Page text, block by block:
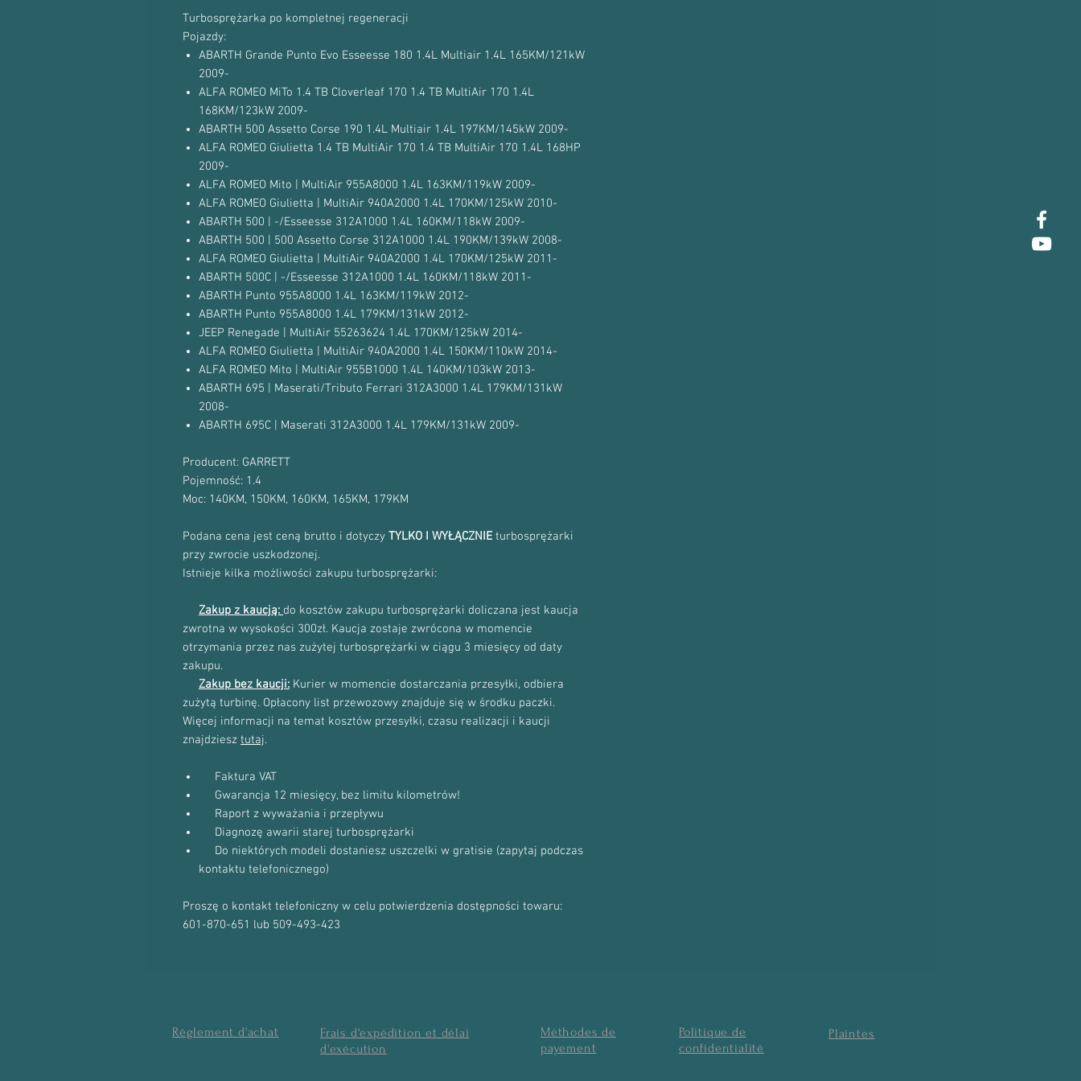
Turbosprężarka po kompletnej regeneracji
Pojazdy:
ABARTH Grande Punto Evo Esseesse 180 1.4L Multiair 1.4L 165KM/121kW
2009-
ALFA ROMEO MiTo 1.4 TB Cloverleaf 170 1.4 TB MultiAir 170 1.4L
168KM/123kW 2009-
ABARTH 500 Assetto Corse 190 1.4L Multiair 1.4L 197KM/145kW 2009-
ALFA ROMEO Giulietta 1.4 TB MultiAir 170 1.4 TB MultiAir 170 1.4L 168HP
2009-
ALFA ROMEO Mito | MultiAir 955A8000 1.4L 163KM/119kW 2009-
ALFA ROMEO Giulietta | MultiAir 940A2000 1.4L 170KM/125kW 2010-
ABARTH 500 | -/Esseesse 312A1000 1.4L 160KM/118kW 2009-
ABARTH 500 | 500 Assetto Corse 312A1000 1.4L 190KM/139kW 2008-
ALFA ROMEO Giulietta | MultiAir 940A2000 1.4L 170KM/125kW 2011-
ABARTH 500C | -/Esseesse 312A1000 1.4L 160KM/118kW 2011-
ABARTH Punto 955A8000 1.4L 163KM/119kW 2012-
ABARTH Punto 955A8000 1.4L 179KM/131kW 2012-
JEEP Renegade | MultiAir 55263624 1.4L 170KM/125kW 2014-
ALFA ROMEO Giulietta | MultiAir 940A2000 1.4L 150KM/110kW 2014-
ALFA ROMEO Mito | MultiAir 955B1000 1.4L 140KM/103kW 2013-
ABARTH 695 | Maserati/Tributo Ferrari 312A3000 1.4L 179KM/131kW
2008-
ABARTH 695C | Maserati 312A3000 1.4L 179KM/131kW 2009-
Producent: GARRETT
Pojemność: 1.4
Moc: 140KM, 150KM, 160KM, 165KM, 179KM
Podana cena jest ceną brutto i dotyczy TYLKO I WYŁĄCZNIEturbosprężarki
przy zwrocie uszkodzonej.
Istnieje kilka możliwości zakupu turbosprężarki:
Zakup z kaucją: do kosztów zakupu turbosprężarki doliczana jest kaucja
zwrotna w wysokości 300zł. Kaucja zostaje zwrócona w momencie
otrzymania przez nas zużytej turbosprężarki w ciągu 3 miesięcy od daty
zakupu.
Zakup bez kaucji: Kurier w momencie dostarczania przesyłki, odbiera
zużytą turbinę. Opłacony list przewozowy znajduje się w środku paczki.
Więcej informacji na temat kosztów przesyłki, czasu realizacji i kaucji
znajdziesz tutaj.
Faktura VAT
Gwarancja 12 miesięcy, bez limitu kilometrów!
Raport z wyważania i przepływu
Diagnozę awarii starej turbosprężarki
Do niektórych modeli dostaniesz uszczelki w gratisie (zapytaj podczas
kontaktu telefonicznego)
Proszę o kontakt telefoniczny w celu potwierdzenia dostępności towaru:
601-870-651 lub 509-493-423
Règlement d'achat
Frais d'expédition et délai
d'exécution
Méthodes de
payement
Politique de
confidentialité
Plaintes